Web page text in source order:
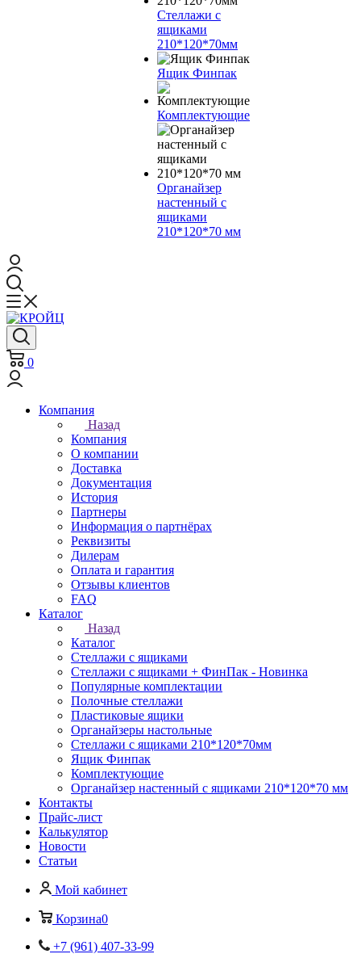
Стеллажи с
ящиками
210*120*70мм
Ящик Финпак
Комплектующие
Органайзер
настенный с
ящиками
210*120*70 мм
0
Компания
Назад
Компания
О компании
Доставка
Документация
История
Партнеры
Информация о партнёрах
Реквизиты
Дилерам
Оплата и гарантия
Отзывы клиентов
FAQ
Каталог
Назад
Каталог
Стеллажи с ящиками
Стеллажи с ящиками + ФинПак - Новинка
Популярные комплектации
Полочные стеллажи
Пластиковые ящики
Органайзеры настольные
Стеллажи с ящиками 210*120*70мм
Ящик Финпак
Комплектующие
Органайзер настенный с ящиками 210*120*70 мм
Контакты
Прайс-лист
Калькулятор
Новости
Статьи
Мой кабинет
Корзина0
+7 (961) 407-33-99